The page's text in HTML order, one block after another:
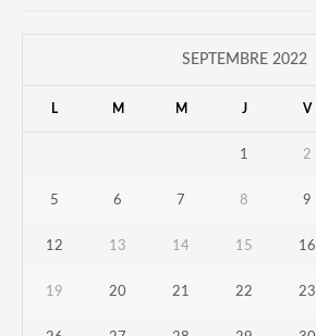
SEPTEMBRE 2022
L M M J V
1 2
5 6 7 8 9
12 13 14 15 16
19 20 21 22 23